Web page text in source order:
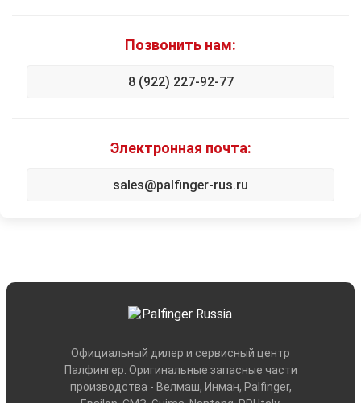
Позвонить нам:
8 (922) 227-92-77
Электронная почта:
sales@palfinger-rus.ru